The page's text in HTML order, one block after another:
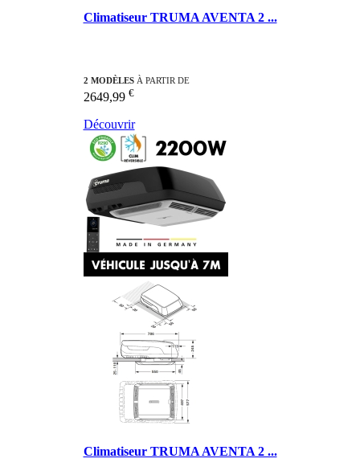
Climatiseur TRUMA AVENTA 2 ...
2 MODÈLESÀ PARTIR DE
2649,99 €
Découvrir
Climatiseur TRUMA AVENTA 2 ...